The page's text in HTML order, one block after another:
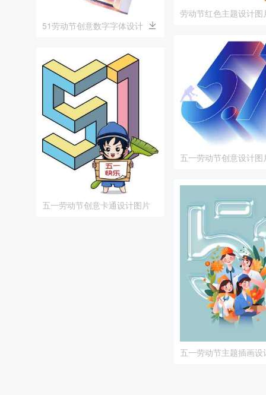
51劳动节创意数字字体设计
五一劳动节创意卡通设计图片
劳动节红色主题设计图
五一劳动节创意设计图
五一劳动节主题插画设